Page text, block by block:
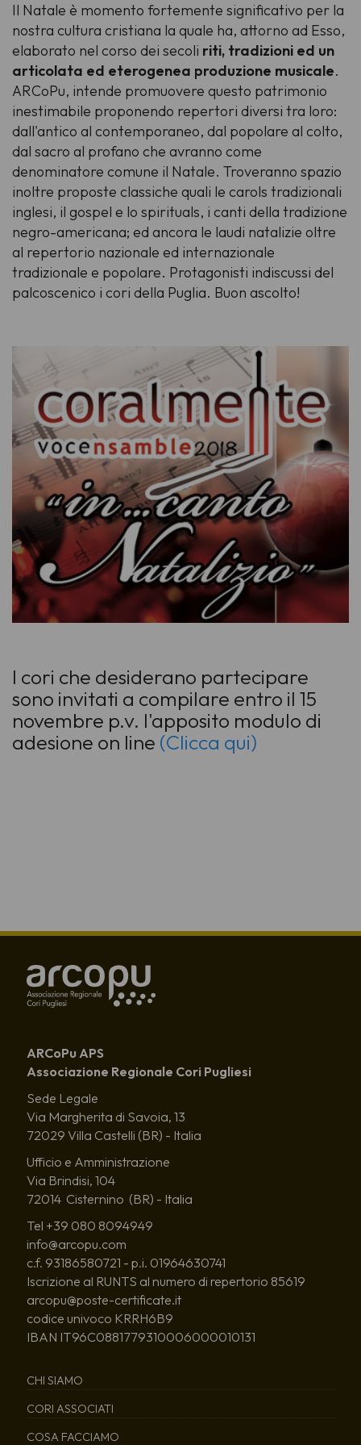
Il Natale è momento fortemente significativo per la
nostra cultura cristiana la quale ha, attorno ad Esso,
elaborato nel corso dei secoli riti, tradizioni ed un
articolata ed eterogenea produzione musicale.
ARCoPu, intende promuovere questo patrimonio
inestimabile proponendo repertori diversi tra loro:
dall'antico al contemporaneo, dal popolare al colto,
dal sacro al profano che avranno come
denominatore comune il Natale. Troveranno spazio
inoltre proposte classiche quali le carols tradizionali
inglesi, il gospel e lo spirituals, i canti della tradizione
negro-americana; ed ancora le laudi natalizie oltre
al repertorio nazionale ed internazionale
tradizionale e popolare. Protagonisti indiscussi del
palcoscenico i cori della Puglia. Buon ascolto!
I cori che desiderano partecipare
sono invitati a compilare entro il 15
novembre p.v. l'apposito modulo di
adesione on line (Clicca qui)
ARCoPu APS
Associazione Regionale Cori Pugliesi
Sede Legale
Via Margherita di Savoia, 13
72029 Villa Castelli (BR) - Italia
Ufficio e Amministrazione
Via Brindisi, 104
72014 Cisternino (BR) - Italia
Tel +39 080 8094949
info@arcopu.com
c.f. 93186580721 - p.i. 01964630741
Iscrizione al RUNTS al numero di repertorio 85619
arcopu@poste-certificate.it
codice univoco KRRH6B9
IBAN IT96C0881779310006000010131
CHI SIAMO
CORI ASSOCIATI
COSA FACCIAMO